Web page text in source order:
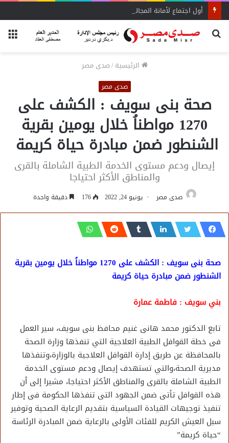
بحث
الرئيسية/صدى مصر
صدى مصر
صحة بنى سويف : الكشف على
1270 مواطناُ خلال يومين بقرية
الشنطور ضمن مبادرة حياة كريمة
إيصال ودعم مستوى الخدمة الطبية الشاملة بالقرى
والمناطق الأكثر احتياجا
صدى مصر يونيو 24, 2022 176 دقيقة واحدة
صحة بنى سويف : الكشف على 1270 مواطناُ خلال يومين بقرية
الشنطور ضمن مبادرة حياة كريمة
بني سويف : فاطمة عمارة
تابع الدكتور محمد هانى غنيم محافظ بنى سويف، سير العمل
فى خطة القوافل الطبية العلاجية التي تنفذها وزارة الصحة
بالمحافظة عن طريق إدارة القوافل العلاجية بالوزارة،وتنفذها
مديرية الصحة،والتي تستهدف إيصال ودعم مستوى الخدمة
الطبية الشاملة بالقرى والمناطق الأكثر احتياجا، مشيرا إلى أن
هذه القوافل تأتى ضمن الجهود التى تنفذها الحكومة فى إطار
تنفيذ توجيهات القيادة السياسية بتقديم الرعاية الصحية وتوفير
سبل العيش الكريم للفئات الأولى بالرعاية ضمن المبادرة الرئاسة
“حياة كريمة”